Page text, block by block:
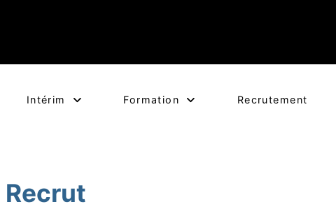
Intérim Formation Recrutement
Recrut